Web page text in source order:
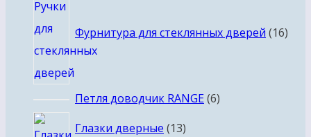
Фурнитура для стеклянных дверей 16
Петля доводчик RANGE 66
Глазки дверные 1313